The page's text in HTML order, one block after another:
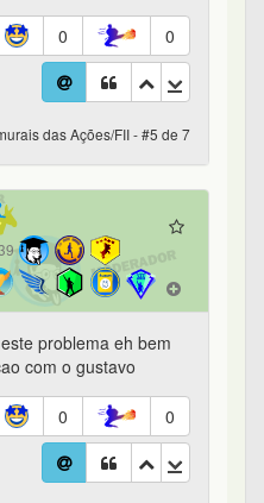
0 0
das Ações/FII - #5 de 7
problema eh bem
com o gustavo
0 0